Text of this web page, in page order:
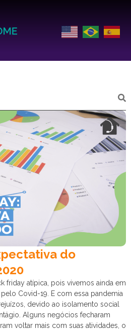
do
friday atípica, pois vivemos ainda em
Covid-19. E com essa pandemia
devido ao isolamento social
Alguns negócios fecharam
voltar mais com suas atividades, o